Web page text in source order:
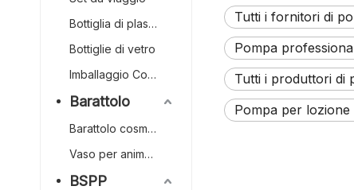
Bottiglia di plastica
Bottiglie di vetro
Imballaggio Con Bastone Di Contorno/blush
Barattolo
Barattolo cosmetico
Vaso per animali domestici
BSPP
Tutti i fornitori di
Pompa
Tutti i produttori di
Pompa per